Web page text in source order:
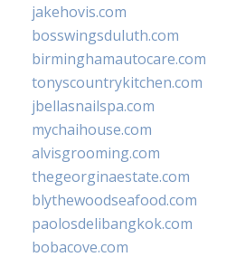
jakehovis.com
bosswingsduluth.com
birminghamautocare.com
tonyscountrykitchen.com
jbellasnailspa.com
mychaihouse.com
alvisgrooming.com
thegeorginaestate.com
blythewoodseafood.com
paolosdelibangkok.com
bobacove.com